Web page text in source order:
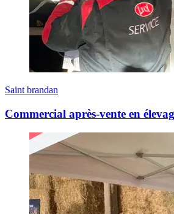
Saint brandan
Commercial après-vente en